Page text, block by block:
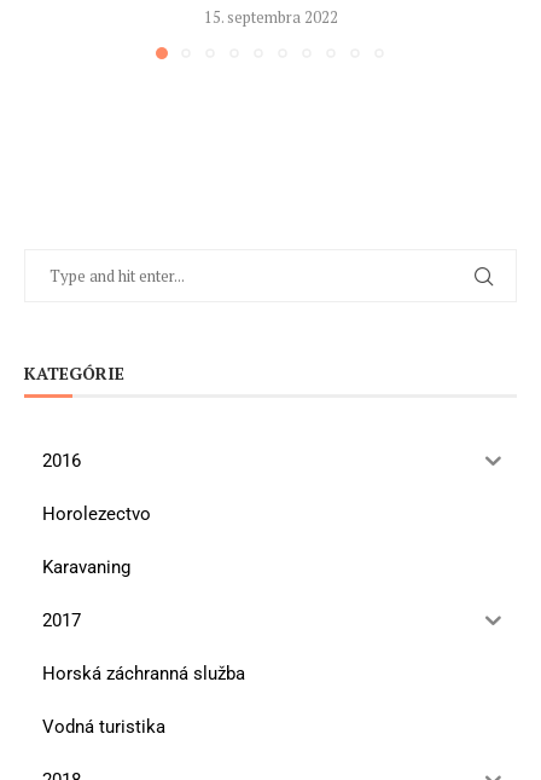
15. septembra 2022
KATEGÓRIE
2016
Horolezectvo
Karavaning
2017
Horská záchranná služba
Vodná turistika